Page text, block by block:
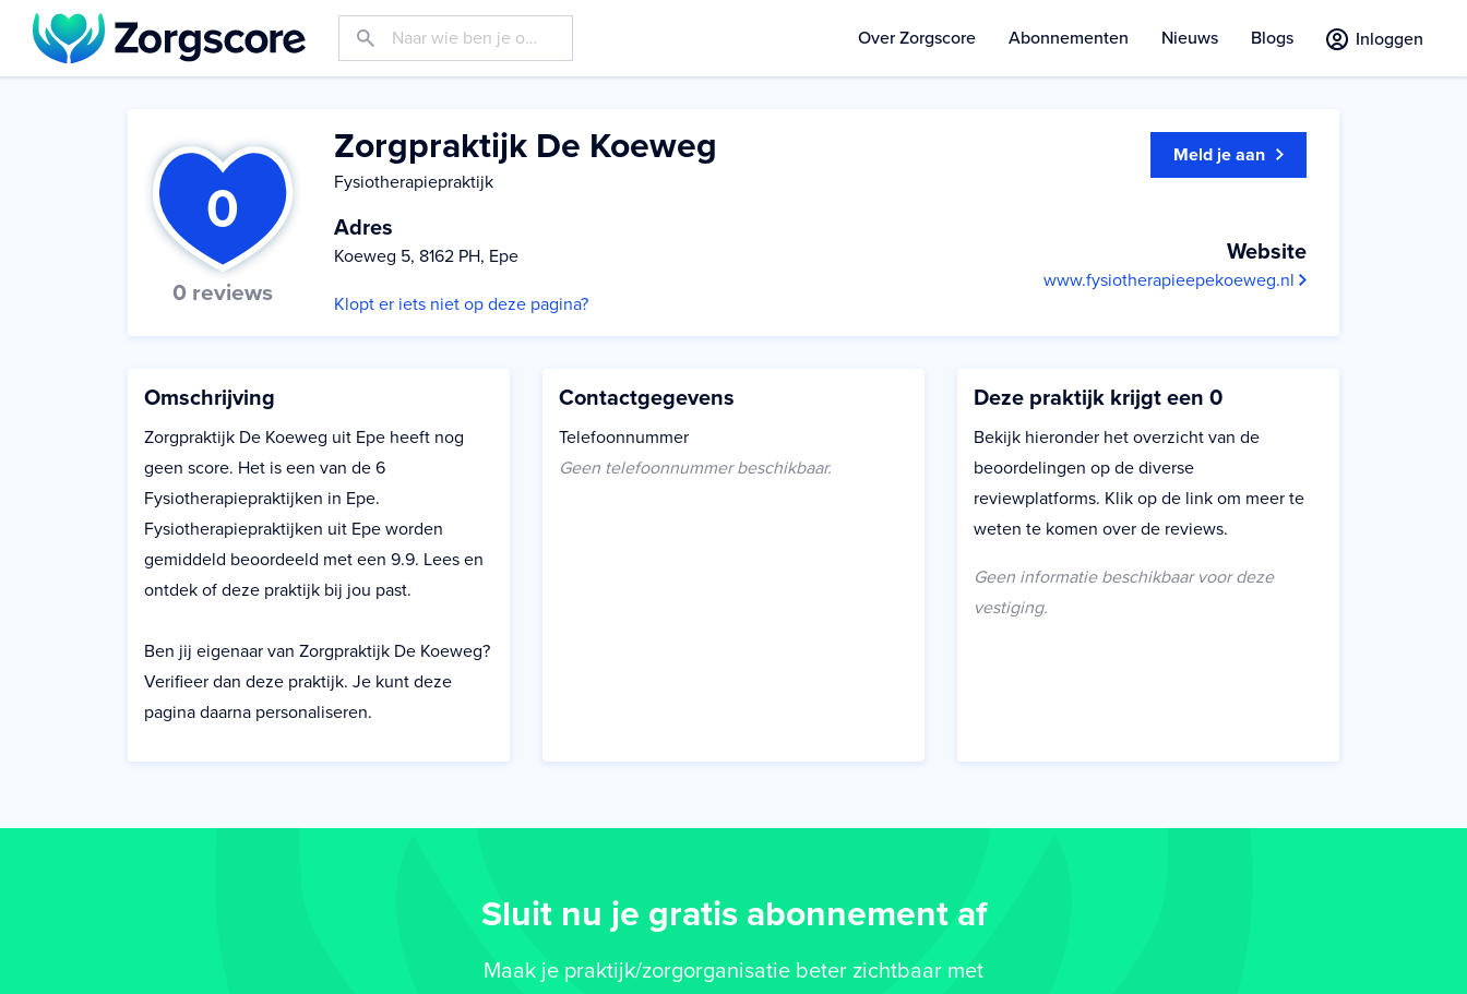
Over Zorgscore Abonnementen Nieuws Blogs Inloggen
0
0 reviews
Zorgpraktijk De Koeweg
Fysiotherapiepraktijk
Adres
Koeweg 5, 8162 PH, Epe
Klopt er iets niet op deze pagina?
Meld je aan
Website
www.fysiotherapieepekoeweg.nl
Omschrijving
Zorgpraktijk De Koeweg uit Epe heeft nog
geen score. Het is een van de 6
Fysiotherapiepraktijken in Epe.
Fysiotherapiepraktijken uit Epe worden
gemiddeld beoordeeld met een 9.9. Lees en
ontdek of deze praktijk bij jou past.
Ben jij eigenaar van Zorgpraktijk De Koeweg?
Verifieer dan deze praktijk. Je kunt deze
pagina daarna personaliseren.
Contactgegevens
Telefoonnummer
Geen telefoonnummer beschikbaar.
Deze praktijk krijgt een 0
Bekijk hieronder het overzicht van de
beoordelingen op de diverse
reviewplatforms. Klik op de link om meer te
weten te komen over de reviews.
Geen informatie beschikbaar voor deze
vestiging.
Sluit nu je gratis abonnement af
Maak je praktijk/zorgorganisatie beter zichtbaar met